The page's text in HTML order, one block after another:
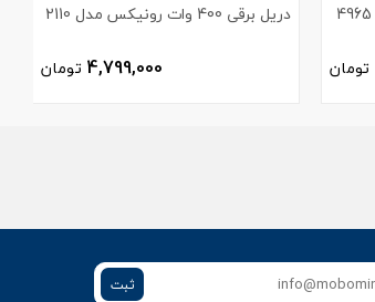
تومان
دریل برقی 400 وات رونیکس مدل 2110
4,799,000 تومان
ثبت